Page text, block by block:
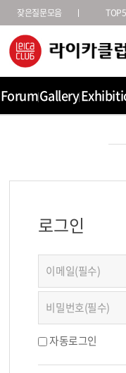
잦은질문모음
ForumGallery
로그인
자동로그인